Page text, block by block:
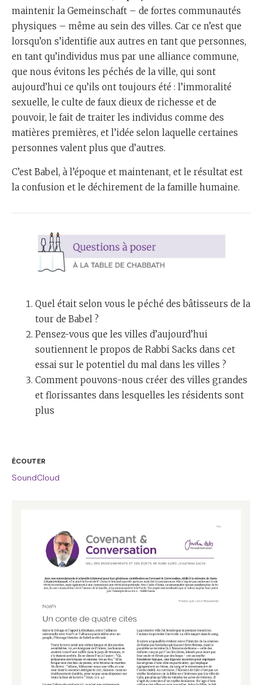
ÉCOUTER
SoundCloud
maintenir la Gemeinschaft – de fortes communautés
physiques – même au sein des villes. Car ce n’est que
lorsqu’on s’identifie aux autres en tant que personnes,
en tant qu’individus mus par une alliance commune,
que nous évitons les péchés de la ville, qui sont
aujourd’hui ce qu’ils ont toujours été : l’immoralité
sexuelle, le culte de faux dieux de richesse et de
pouvoir, le fait de traiter les individus comme des
matières premières, et l’idée selon laquelle certaines
personnes valent plus que d’autres.
C’est Babel, à l’époque et maintenant, et le résultat est
la confusion et le déchirement de la famille humaine.
Quel était selon vous le péché des bâtisseurs de la
tour de Babel ?
Pensez-vous que les villes d’aujourd’hui
soutiennent le propos de Rabbi Sacks dans cet
essai sur le potentiel du mal dans les villes ?
Comment pouvons-nous créer des villes grandes
et florissantes dans lesquelles les résidents sont
plus